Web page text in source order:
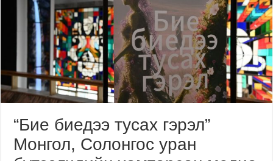
“Бие биедээ тусах гэрэл”
Монгол, Солонгос уран